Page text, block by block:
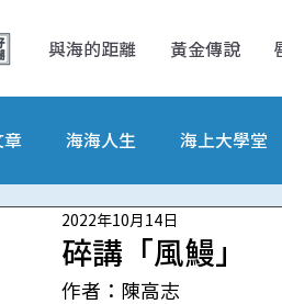
與海的距離 黃金傳說
章 海海人生 海上大學堂
碎講「風鰻」
2022年10月14日
作者：陳高志